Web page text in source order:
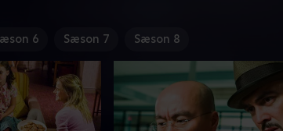
6 Sæson 7 Sæson 8